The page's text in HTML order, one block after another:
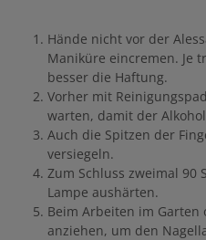
Hände nicht vor der
Maniküre eincremen. Je
besser die Haftung.
Vorher mit
warten, damit der
Auch die Spitzen der
versiegeln.
Zum Schluss zweimal 90
Lampe aushärten.
Beim Arbeiten im Garten
anziehen, um den